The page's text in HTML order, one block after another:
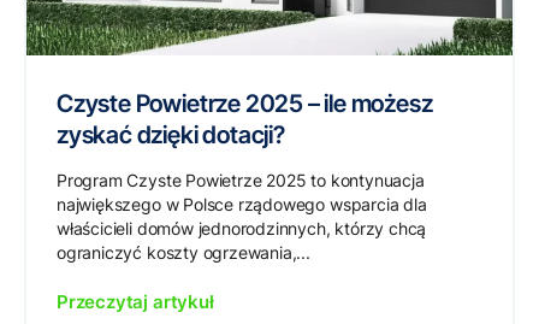
Czyste Powietrze 2025 – ile możesz
zyskać dzięki dotacji?
Program Czyste Powietrze 2025 to kontynuacja
największego w Polsce rządowego wsparcia dla
właścicieli domów jednorodzinnych, którzy chcą
ograniczyć koszty ogrzewania,...
Przeczytaj artykuł